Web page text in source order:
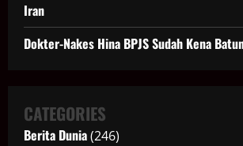
Iran
Dokter-Nakes Hina BPJS Sudah Kena
CATEGORIES
Berita Dunia(246)